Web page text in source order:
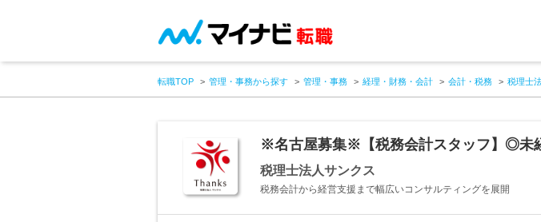
転職TOP 管理・事務から探す 管理・事務 経理・財務・会計 会計・税務 税理士
※名古屋募集※【税務会計スタッフ】◎未
税理士法人サンクス
税務会計から経営支援まで幅広いコンサルティングを展開